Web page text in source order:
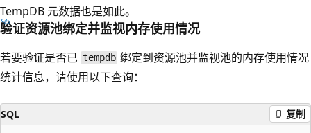
TempDB 元数据也是如此。
验证资源池绑定并监视内存使用情况
若要验证是否已 tempdb 绑定到资源池并监视池的内存使用情况
统计信息，请使用以下查询：
SQL 复制